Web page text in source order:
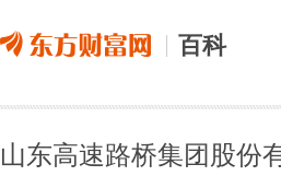
百科
山东高速路桥集团股份